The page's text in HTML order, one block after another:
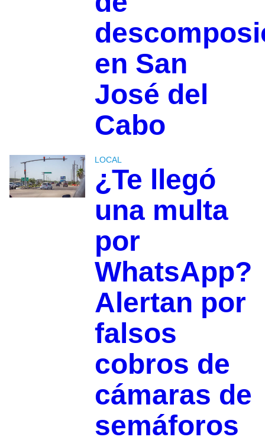
en San
José del
Cabo
LOCAL
¿Te llegó
una multa
por
WhatsApp?
Alertan por
falsos
cobros de
cámaras de
semáforos